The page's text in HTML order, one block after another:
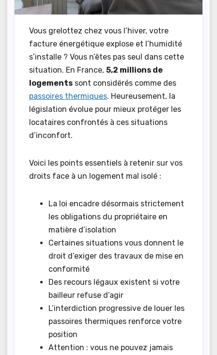
Vous grelottez chez vous l’hiver, votre
facture énergétique explose et l’humidité
s’installe ? Vous n’êtes pas seul dans cette
situation. En France, 5,2 millions de
logements sont considérés comme des
passoires thermiques. Heureusement, la
législation évolue pour mieux protéger les
locataires confrontés à ces situations
d’inconfort.
Voici les points essentiels à retenir sur vos
droits face à un logement mal isolé :
La loi encadre désormais strictement
les obligations du propriétaire en
matière d’isolation
Certaines situations vous donnent le
droit d’exiger des travaux de mise en
conformité
Des recours légaux existent si votre
bailleur refuse d’agir
L’interdiction progressive de louer les
passoires thermiques renforce votre
position
Attention : vous ne pouvez jamais